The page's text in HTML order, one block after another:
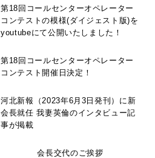
第18回コールセンターオペレーター
コンテストの模様(ダイジェスト版)を
youtubeにて公開いたしました！
第18回コールセンターオペレーター
コンテスト開催日決定！
河北新報（2023年6月3日発刊）に新
会長就任 我妻英倫のインタビュー記
事が掲載
会長交代のご挨拶